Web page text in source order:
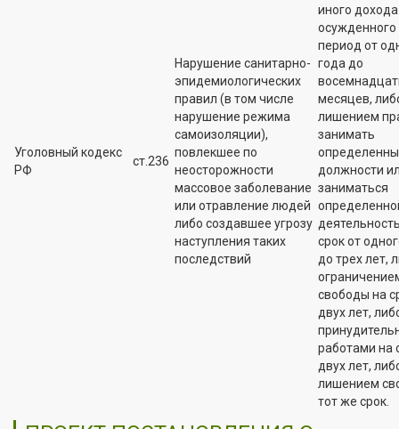
Уголовный кодекс
РФ
ст.236
Нарушение санитарно-
эпидемиологических
правил (в том числе
нарушение режима
самоизоляции),
повлекшее по
неосторожности
массовое заболевание
или отравление людей
либо создавшее угрозу
наступления таких
последствий
иного дохода
осужденного
период от
года до
месяцев,
лишением
занимать
должности
заниматься
срок от
до трех лет,
свободы на
двух лет,
работами на
двух лет,
лишением
тот же срок.